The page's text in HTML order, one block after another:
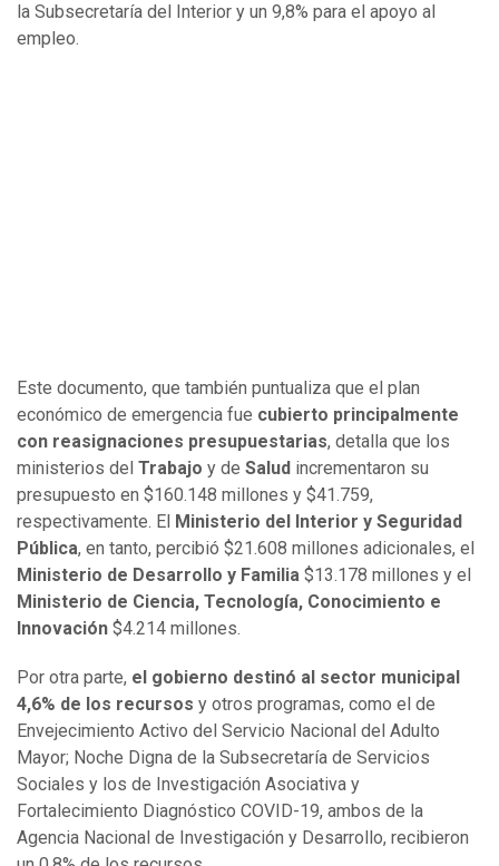
la Subsecretaría del Interior y un 9,8% para el apoyo al
empleo.
Este documento, que también puntualiza que el plan
económico de emergencia fue cubierto principalmente
con reasignaciones presupuestarias, detalla que los
ministerios del Trabajo y de Salud incrementaron su
presupuesto en $160.148 millones y $41.759,
respectivamente. El Ministerio del Interior y Seguridad
Pública, en tanto, percibió $21.608 millones adicionales, el
Ministerio de Desarrollo y Familia $13.178 millones y el
Ministerio de Ciencia, Tecnología, Conocimiento e
Innovación $4.214 millones.
Por otra parte, el gobierno destinó al sector municipal
4,6% de los recursos y otros programas, como el de
Envejecimiento Activo del Servicio Nacional del Adulto
Mayor; Noche Digna de la Subsecretaría de Servicios
Sociales y los de Investigación Asociativa y
Fortalecimiento Diagnóstico COVID-19, ambos de la
Agencia Nacional de Investigación y Desarrollo, recibieron